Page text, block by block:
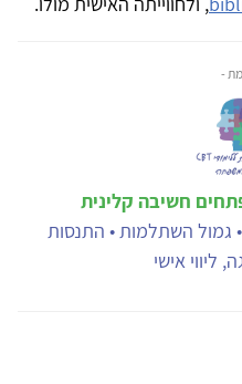
-
גמול השתלמות • התנסות
אישי